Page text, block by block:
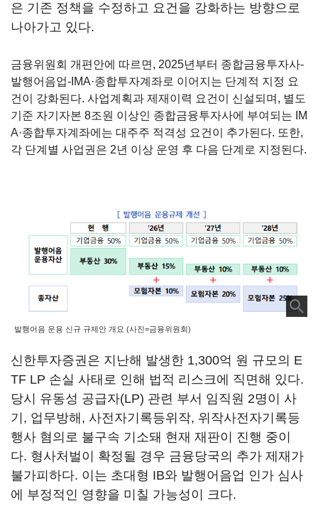
은 기존 정책을 수정하고 요건을 강화하는 방향으로
나아가고 있다.
금융위원회 개편안에 따르면, 2025년부터 종합금융투자사-
발행어음업-IMA·종합투자계좌로 이어지는 단계적 지정 요
건이 강화된다. 사업계획과 제재이력 요건이 신설되며, 별도
기준 자기자본 8조원 이상인 종합금융투자사에 부여되는 IM
A·종합투자계좌에는 대주주 적격성 요건이 추가된다. 또한,
각 단계별 사업권은 2년 이상 운영 후 다음 단계로 지정된다.
발행어음 운용 신규 규제안 개요 (사진=금융위원회)
신한투자증권은 지난해 발생한 1,300억 원 규모의 E
TF LP 손실 사태로 인해 법적 리스크에 직면해 있다.
당시 유동성 공급자(LP) 관련 부서 임직원 2명이 사
기, 업무방해, 사전자기록등위작, 위작사전자기록등
행사 혐의로 불구속 기소돼 현재 재판이 진행 중이
다. 형사처벌이 확정될 경우 금융당국의 추가 제재가
불가피하다. 이는 초대형 IB와 발행어음업 인가 심사
에 부정적인 영향을 미칠 가능성이 크다.